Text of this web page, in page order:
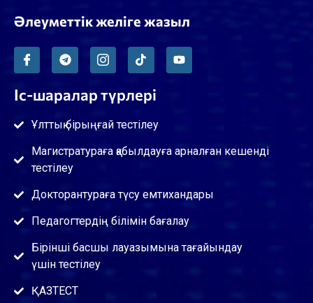
Әлеуметтік желіге жазыл
Іс-шаралар түрлері
Ұлттық бірыңғай тестілеу
Магистратураға қабылдауға арналған кешенді
тестілеу
Докторантураға түсу емтихандары
Педагогтердің білімін бағалау
Бірінші басшы лауазымына тағайындау
үшін тестілеу
ҚАЗТЕСТ